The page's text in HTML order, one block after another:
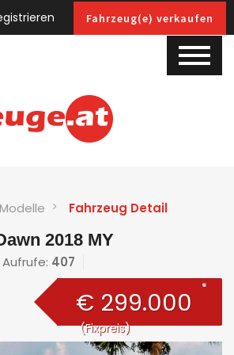
Fahrzeug(e) verkaufen
Fahrzeug Detail
2018 MY
Aufrufe: 407
€ 299.000
(Fixpreis)